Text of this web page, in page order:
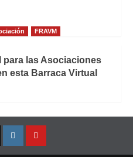
FRAVM
para las Asociaciones
esta Barraca Virtual
InstagramYouTube